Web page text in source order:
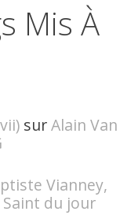
Mis À
surAlain Van
Vianney,
Saint du jour